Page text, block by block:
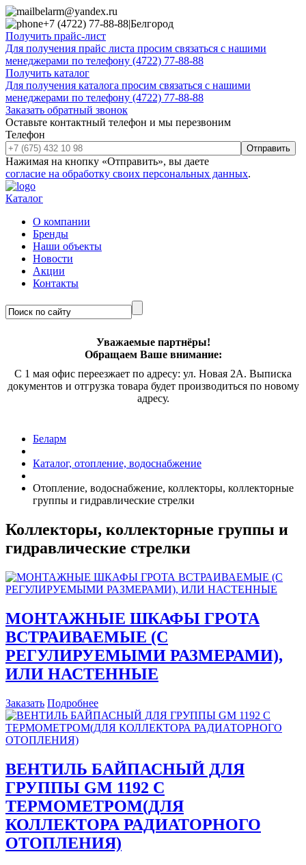
belarm@yandex.ru
+7 (4722) 77-88-88|Белгород
Получить прайс-лист
Для получения прайс листа просим связаться с нашими
менеджерами по телефону (4722) 77-88-88
Получить каталог
Для получения каталога просим связаться с нашими
менеджерами по телефону (4722) 77-88-88
Заказать обратный звонок
Оставьте контактный телефон и мы перезвоним
Телефон
Отправить
Нажимая на кнопку «Отправить», вы даете
согласие на обработку своих персональных данных.
Каталог
О компании
Бренды
Наши объекты
Новости
Акции
Контакты
Уважаемые партнёры!
Обращаем Ваше внимание:
С 1 мая офис переезжает по адресу: ул. Новая 2А. Выписка
документов и отгрузка товара будет производиться по новому
адресу.
Беларм
Каталог, отопление, водоснабжение
Отопление, водоснабжение, коллекторы, коллекторные
группы и гидравлические стрелки
Коллекторы, коллекторные группы и
гидравлические стрелки
МОНТАЖНЫЕ ШКАФЫ ГРОТА
ВСТРАИВАЕМЫЕ (С
РЕГУЛИРУЕМЫМИ РАЗМЕРАМИ),
ИЛИ НАСТЕННЫЕ
Заказать Подробнее
ВЕНТИЛЬ БАЙПАСНЫЙ ДЛЯ
ГРУППЫ GM 1192 С
ТЕРМОМЕТРОМ(ДЛЯ
КОЛЛЕКТОРА РАДИАТОРНОГО
ОТОПЛЕНИЯ)